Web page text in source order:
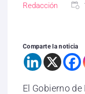
Redacción
Comparte la noticia
El Gobierno